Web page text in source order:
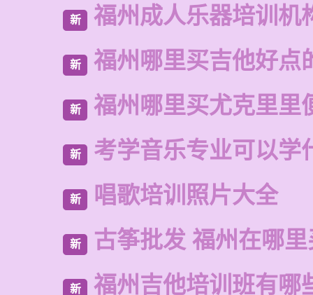
新 福州成人乐器培训机
新 福州哪里买吉他好点
新 福州哪里买尤克里里
新 考学音乐专业可以学
新 唱歌培训照片大全
新 古筝批发 福州在哪
新 福州吉他培训班有哪